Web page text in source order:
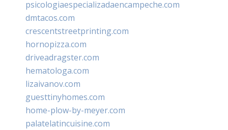
psicologiaespecializadaencampeche.com
dmtacos.com
crescentstreetprinting.com
hornopizza.com
driveadragster.com
hematologa.com
lizaivanov.com
guesttinyhomes.com
home-plow-by-meyer.com
palatelatincuisine.com